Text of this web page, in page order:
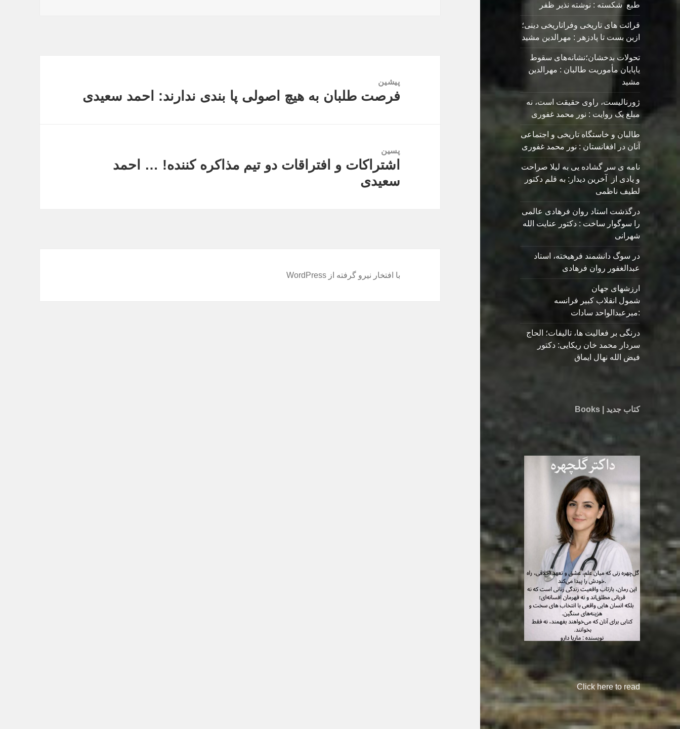
طبع شکسته : نوشته نذیر ظفر
قرائت های تاریخی وفراتاریخی دینی؛
ازبن بست تا پادزهر : مهرالدین مشید
تحولات بدخشان؛نشانه‌های سقوط
یاپایان مأموریت طالبان : مهرالدین
مشید
ژورنالیست، راوی حقیقت است، نه
مبلغ یک روایت : نور محمد غفوری
طالبان و خاستگاه تاریخی و اجتماعی
آنان در افغانستان : نور محمد غفوری
نامه ی سر گشاده يی به ليلا صراحت
و یادی از آخرین دیدار: به قلم دکتور
لطیف ناظمی
درگذشت استاد روان فرهادی عالمی
را سوگوار ساخت : دکتور عنایت الله
شهرانی
در سوگ دانشمند فرهیخته، استاد
عبدالغفور روان فرهادی
ارزشهای جهان
شمول انقلاب کبیر فرانسه
:میرعبدالواحد سادات
درنگی بر فعالیت ها، تالیفات؛ الحاج
سردار محمد خان ریکایی: دکتور
فیض الله نهال ایماق
کتاب جدید | Books
Click here to read
پیشین
نوشته
فرصت طلبان به هیچ اصولی پا بندی ندارند: احمد سعیدی
پسین
نوشته
بعدی:
اشتراکات و افتراقات دو تیم مذاکره کننده! … احمد
سعیدی
با افتخار نیرو گرفته از WordPress